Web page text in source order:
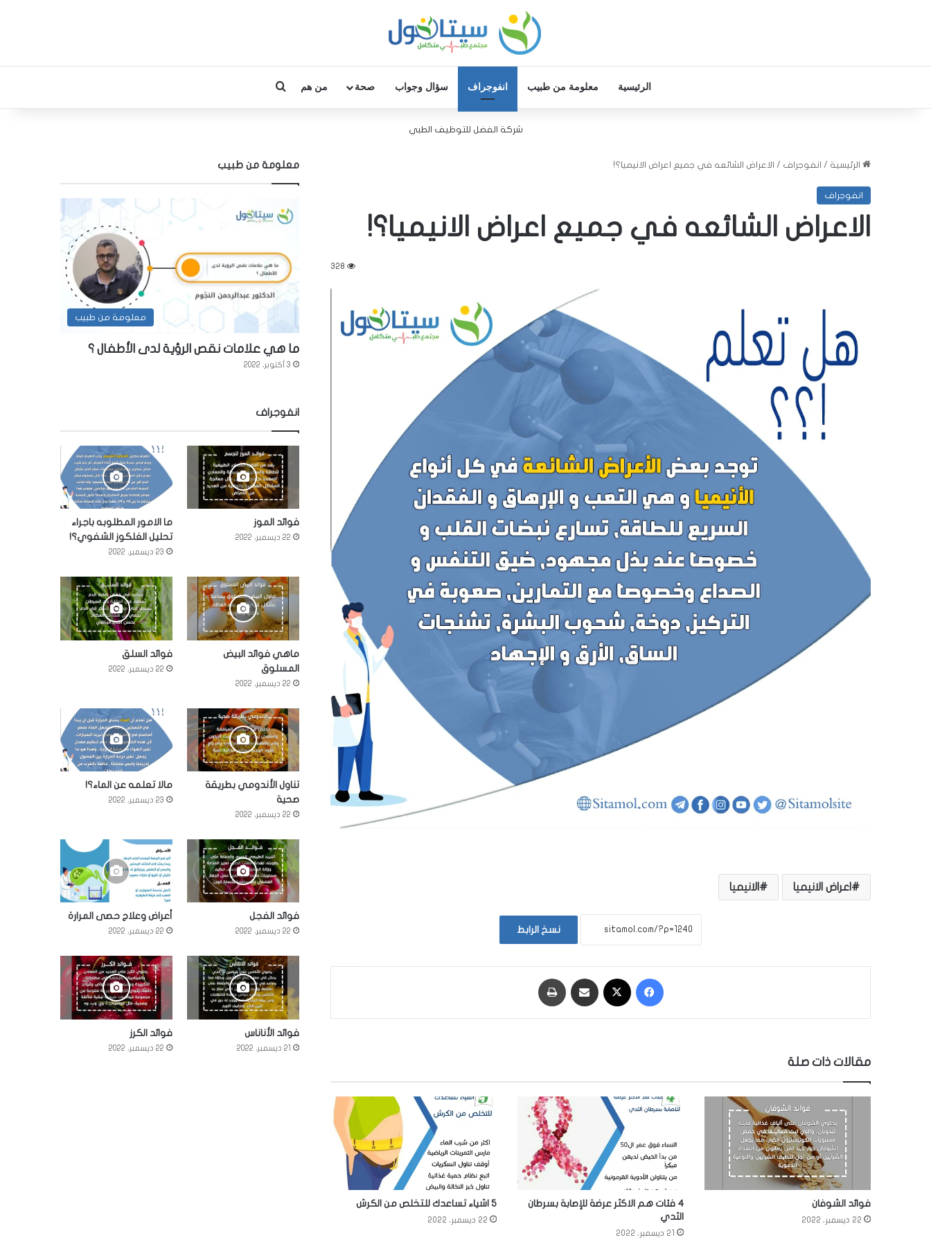
الرئيسية معلومة من طبيب انفوجراف سؤال وجواب صحة من هم
شركة الفضل للتوظيف الطبي
الرئيسية / انفوجراف / الاعراض الشائعه في جميع اعراض الانيميا؟!
انفوجراف
الاعراض الشائعه في جميع اعراض الانيميا؟!
328
اعراض الانيميا الانيميا
نسخ الرابط
مقالات ذات صلة
فوائد الشوفان
22 ديسمبر، 2022
4 فئات هم الاكثر عرضة للإصابة بسرطان
الثدي
21 ديسمبر، 2022
5 اشياء تساعدك للتخلص من الكرش
22 ديسمبر، 2022
معلومة من طبيب
معلومة من طبيب
ما هي علامات نقص الرؤية لدى الأطفال ؟
3 أكتوبر، 2022
انفوجراف
فوائد الموز
22 ديسمبر، 2022
ما الامور المطلوبه باجراء
تحليل الغلكوز الشفوي؟!
23 ديسمبر، 2022
ماهي فوائد البيض
المسلوق
22 ديسمبر، 2022
فوائد السلق
22 ديسمبر، 2022
تناول الأندومي بطريقة
صحية
22 ديسمبر، 2022
مالا تعلمه عن الماء؟!
23 ديسمبر، 2022
فوائد الفجل
22 ديسمبر، 2022
أعراض وعلاج حصى المرارة
22 ديسمبر، 2022
فوائد الأناناس
21 ديسمبر، 2022
فوائد الكرز
22 ديسمبر، 2022